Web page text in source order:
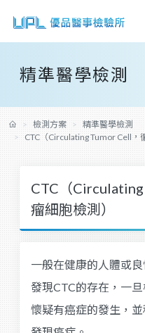
精準醫學檢測
檢測方案
精準醫學檢測
CTC（Circulating Tumor Cell，
CTC（
瘤細胞檢測）
一般在健康的人體或
發現CTC的存在，一
懷疑有癌症的發生，